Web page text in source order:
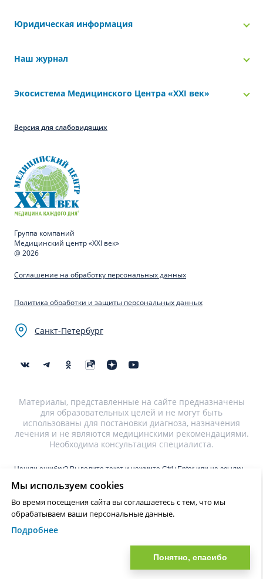
Юридическая информация
Наш журнал
Экосистема Медицинского Центра «‎XXI век»
Версия для слабовидящих
Группа компаний
Медицинский центр «XXI век»
@ 2026
Соглашение на обработку персональных данных
Политика обработки и защиты персональных данных
Санкт-Петербург
Материалы, представленные на сайте предназначены
для образовательных целей и не могут быть
использованы для постановки диагноза, назначения
лечения и не являются медицинскими рекомендациями.
Необходима консультация специалиста.
Нашли ошибку? Выделите текст и нажмите Ctrl+Enter или на ссылку
Мы используем cookies
Во время посещения сайта вы соглашаетесь с тем, что мы
обрабатываем ваши персональные данные.
Подробнее
Понятно, спасибо